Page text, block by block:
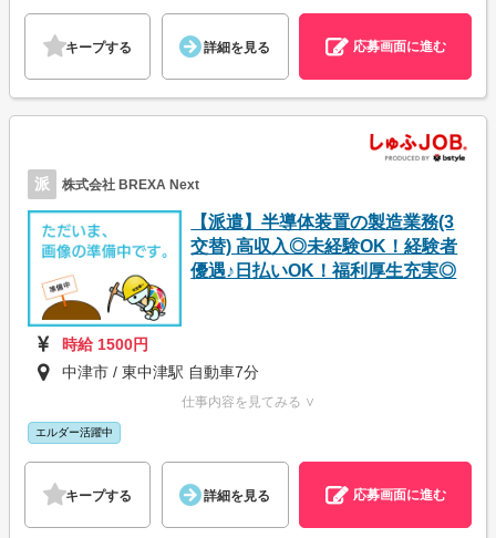
キープする 詳細を見る 応募画面に進む
派 株式会社 BREXA Next
【派遣】半導体装置の製造業務(3
交替) 高収入◎未経験OK！経験者
優遇♪日払いOK！福利厚生充実◎
時給 1500円
中津市 / 東中津駅 自動車7分
仕事内容を見てみる ∨
エルダー活躍中
キープする 詳細を見る 応募画面に進む